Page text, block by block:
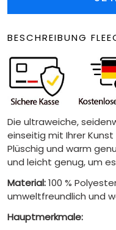
BESCHREIBUNG
Die ultraweiche,
einseitig mit Ihrer
Plüschig und warm
und leicht genug, um
Material:100 %
umweltfreundlich und
Hauptmerkmale: